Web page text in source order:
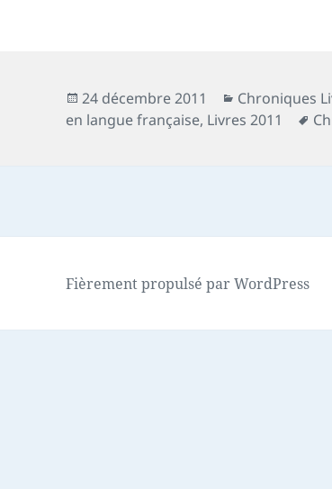
Publié
le
24 décembre 2011 Catégories
Chroniques
en langue française, Livres 2011
Fièrement propulsé par WordPress